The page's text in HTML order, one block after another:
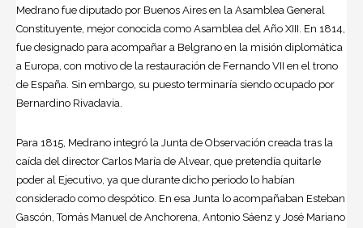
Medrano fue diputado por Buenos Aires en la Asamblea General
Constituyente, mejor conocida como Asamblea del Año XIII. En 1814,
fue designado para acompañar a Belgrano en la misión diplomática
a Europa, con motivo de la restauración de Fernando VII en el trono
de España. Sin embargo, su puesto terminaría siendo ocupado por
Bernardino Rivadavia.
Para 1815, Medrano integró la Junta de Observación creada tras la
caída del director Carlos María de Alvear, que pretendía quitarle
poder al Ejecutivo, ya que durante dicho periodo lo habían
considerado como despótico. En esa Junta lo acompañaban Esteban
Gascón, Tomás Manuel de Anchorena, Antonio Sáenz y José Mariano